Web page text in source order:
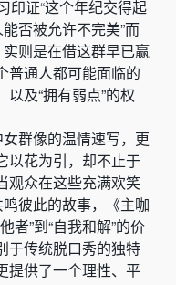
印证“这个年纪交得起
否被允许不完美”而
则是在借这群早已赢
普通人都可能面临的
及“拥有弱点”的权
群像的温情速写，更
以花为引，却不止于
观众在这些充满欢笑
彼此的故事，《主咖
者”到“自我和解”的价
传统脱口秀的独特
提供了一个理性、平